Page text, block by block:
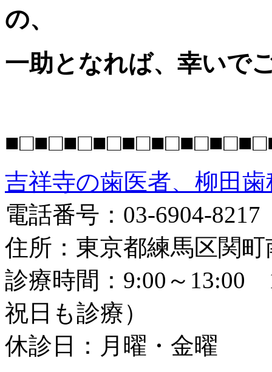
の、
一助となれば、幸いで
吉祥寺の歯医者、柳田
電話番号：03-6904-8217
住所：東京都練馬区関町
診療時間：9:00～13:00
祝日も診療）
休診日：月曜・金曜